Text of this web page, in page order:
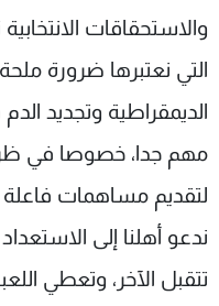
والاستحقاقات الانتخابية
التي نعتبرها ضرورة
الديمقراطية وتجديد
مهم جدا، خصوصا في
لتقديم مساهمات فاعلة
ندعو أهلنا إلى
تتقبل الآخر، وتعطي